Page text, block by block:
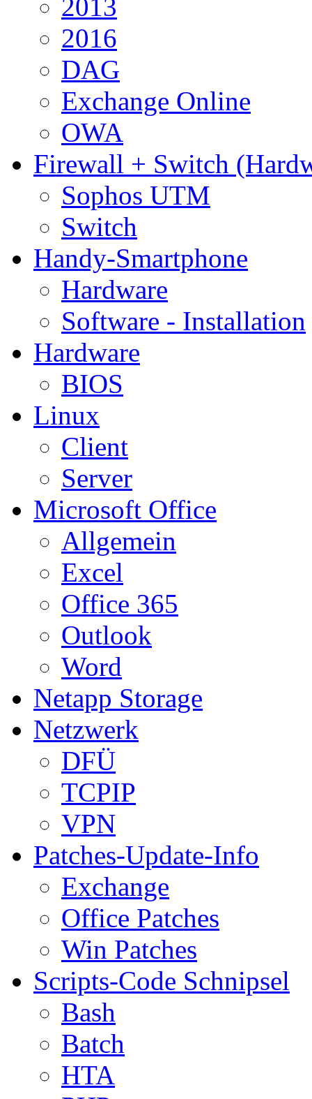
2013
2016
DAG
Exchange Online
OWA
Firewall + Switch
Sophos UTM
Switch
Handy-Smartphone
Hardware
Software - Installation
Hardware
BIOS
Linux
Client
Server
Microsoft Office
Allgemein
Excel
Office 365
Outlook
Word
Netapp Storage
Netzwerk
DFÜ
TCPIP
VPN
Patches-Update-Info
Exchange
Office Patches
Win Patches
Scripts-Code Schnipsel
Bash
Batch
HTA